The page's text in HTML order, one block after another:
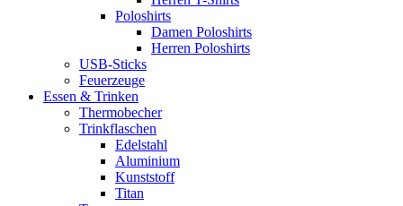
Poloshirts
Damen Poloshirts
Herren Poloshirts
USB-Sticks
Feuerzeuge
Essen & Trinken
Thermobecher
Trinkflaschen
Edelstahl
Aluminium
Kunststoff
Titan